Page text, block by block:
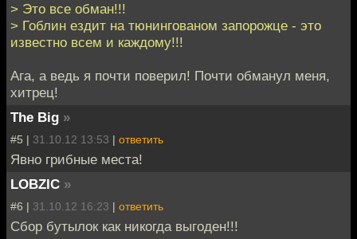
> Это все обман!!!
> Гоблин ездит на тюнингованом запорожце - это
известно всем и каждому!!!
Ага, а ведь я почти поверил! Почти обманул меня,
хитрец!
The Big »
#5 | 31.10.12 13:53 | ответить
Явно грибные места!
LOBZIC »
#6 | 31.10.12 16:23 | ответить
Сбор бутылок как никогда выгоден!!!